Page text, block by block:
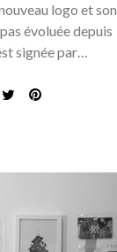
logo et son
évoluée depuis
signée par…